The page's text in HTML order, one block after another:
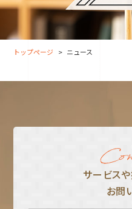
大分オフィス
長崎オフィス
支援スタッフ（タレント）
利用者（クルー）データ
トップページ ニュース
サービス
お問